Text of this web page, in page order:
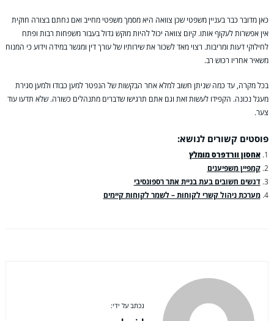
כאן מדובר כבר בעניין משפטי שכן צוואה היא מסמך משפטי מחייב ואם נחתם בצורה חוקית
אין אפשרות לעקוף אותו. קיום צוואה יכול להיות מוקש גדול בעבור משפחות רבות ופתח
לחילוקי דעות ומריבות. רצוי מאד לשכור את שירותיו של עורך דין ומגשר במידה וידוע כי המנוח
משאיר אחריו רכוש רב.
בכל מקרה, עד כמה שניתן חשוב למלא אחר הבקשות של הנפטר למען כבודו ולמען סגירת
מעגל נכונה. הקפידו לעשות זאת וגם אתם תרגישו שדברים מתנהלים כשורה. שלא תדעו עוד
צער.
פוסטים קשורים לנושא:
אחסון וורדפרס מומלץ
קמפיין משפיענים
דגשים חשובים בעת בניית אתר רספונסיבי
מערכת ניהול קשרי לקוחות – לשמר לקוחות קיימים
נכתב על ידי: